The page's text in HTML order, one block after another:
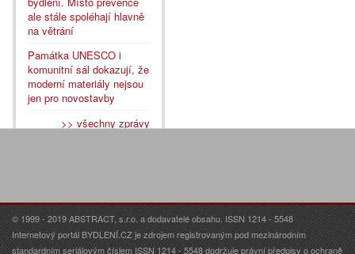
ale stále spoléhají hlavně
na větrání
Památka UNESCO i
komunitní sál dokazují, že
moderní materiály nejsou
jen pro novostavby
>> všechny zprávy
© 1999 - 2019 ABSTRACT, s.r.o. a dodavatelé obsahu. ISSN 1214 - 5548
Internetový portál BYDLENÍ.CZ je zdrojem registrovaným pod mezinárodním
standardním seriálovým číslem ISSN 1214 - 5548 dodržuje právní předpisy o ochraně